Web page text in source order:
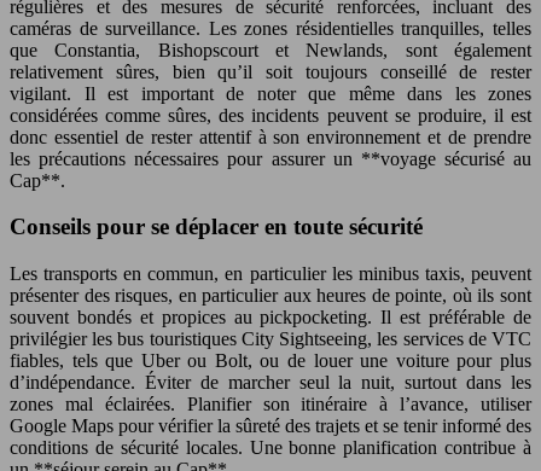
régulières et des mesures de sécurité renforcées, incluant des
caméras de surveillance. Les zones résidentielles tranquilles, telles
que Constantia, Bishopscourt et Newlands, sont également
relativement sûres, bien qu’il soit toujours conseillé de rester
vigilant. Il est important de noter que même dans les zones
considérées comme sûres, des incidents peuvent se produire, il est
donc essentiel de rester attentif à son environnement et de prendre
les précautions nécessaires pour assurer un **voyage sécurisé au
Cap**.
Conseils pour se déplacer en toute sécurité
Les transports en commun, en particulier les minibus taxis, peuvent
présenter des risques, en particulier aux heures de pointe, où ils sont
souvent bondés et propices au pickpocketing. Il est préférable de
privilégier les bus touristiques City Sightseeing, les services de VTC
fiables, tels que Uber ou Bolt, ou de louer une voiture pour plus
d’indépendance. Éviter de marcher seul la nuit, surtout dans les
zones mal éclairées. Planifier son itinéraire à l’avance, utiliser
Google Maps pour vérifier la sûreté des trajets et se tenir informé des
conditions de sécurité locales. Une bonne planification contribue à